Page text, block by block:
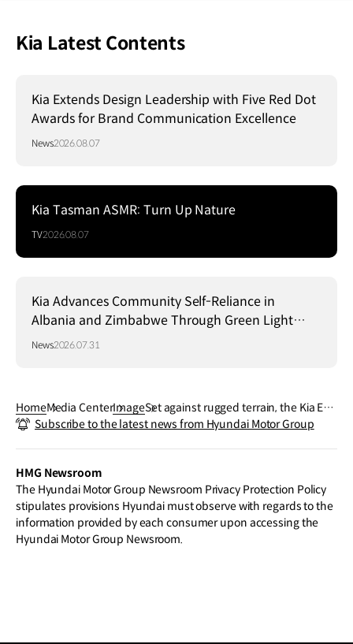
Kia Latest Contents
Kia Extends Design Leadership with Five Red Dot
Awards for Brand Communication Excellence
News2026.08.07
Kia Tasman ASMR: Turn Up Nature
TV2026.08.07
Kia Advances Community Self-Reliance in
Albania and Zimbabwe Through Green Light
Project
News2026.07.31
HomeMedia CenterImageSet against rugged terrain, the Kia EV5
GT-Line stands out with distinctive de
Subscribe to the latest news from Hyundai Motor Group
HMG Newsroom
The Hyundai Motor Group Newsroom Privacy Protection Policy
stipulates provisions Hyundai must observe with regards to the
information provided by each consumer upon accessing the
Hyundai Motor Group Newsroom.